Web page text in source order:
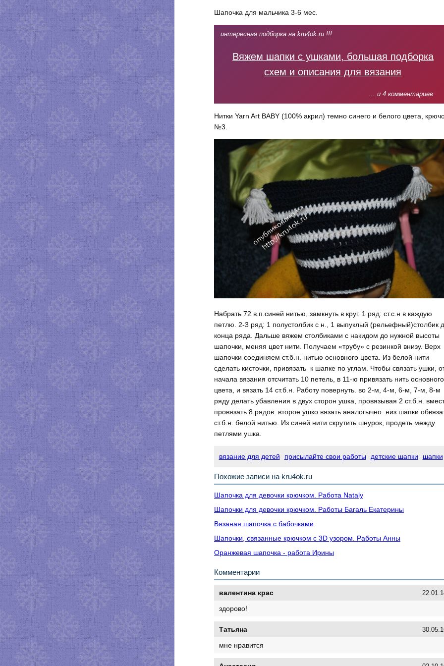
Шапочка для мальчика 3-6 мес.
интересная подборка на kru4ok.ru !!!
Вяжем шапки с ушками, большая подборка
схем и описания для вязания
... и 4 комментариев
Нитки Yarn Art BABY (100% акрил) темно синего и белого цвета,
№3.
Набрать 72 в.п.синей нитью, замкнуть в круг. 1 ряд: ст.с.н в каждую
петлю. 2-3 ряд: 1 полустолбик с н., 1 выпуклый (рельефный)столбик
конца ряда. Дальше вяжем столбиками с накидом до нужной высоты
шапочки, меняя цвет нити. Получаем «трубу» с резинкой внизу. Верх
шапочки соединяем ст.б.н. нитью основного цвета. Из белой нити
сделать кисточки, привязать к шапке по углам. Чтобы связать ушки,
начала вязания отсчитать 10 петель, в 11-ю привязать нить основного
цвета, и вязать 14 ст.б.н. Работу повернуть. во 2-м, 4-м, 6-м, 7-м, 8-м
ряду делать убавления в двух сторон ушка, провязывая 2 ст.б.н.
провязать 8 рядов. второе ушко вязать аналогычно. низ шапки
ст.б.н. белой нитью. Из синей нити скрутить шнурок, продеть между
петлями ушка.
вязание для детей присылайте свои работы детские шапки шапки
Похожие записи на kru4ok.ru
Шапочка для девочки крючком. Работа Nataly
Шапочки для девочки крючком. Работы Багаль Екатерины
Вязаная шапочка с бабочками
Шапочки, связанные крючком с 3D узором. Работы Анны
Оранжевая шапочка - работа Ирины
Комментарии
валентина крас
здорово!
Татьяна
мне нравится